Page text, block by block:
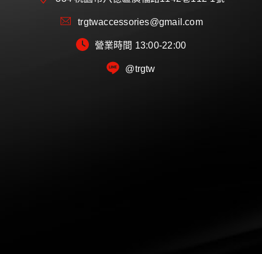
trgtwaccessories@gmail.com
營業時間 13:00-22:00
@trgtw